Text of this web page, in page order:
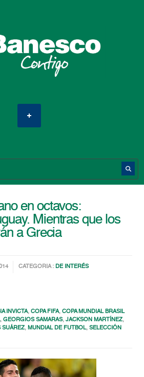
en octavos:
Mientras que los
a Grecia
CATEGORIA :DE INTERÉS
INVICTA,COPA FIFA,COPA MUNDIAL BRASIL
,GEORGIOS SAMARAS,JACKSON MARTÍNEZ,
SUÁREZ,MUNDIAL DE FUTBOL,SELECCIÓN